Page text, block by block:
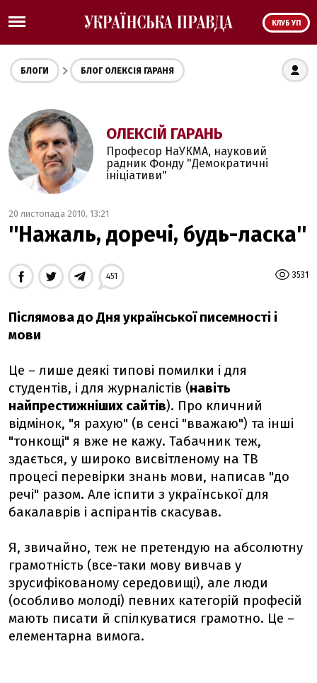
КЛУБ УП
БЛОГИ БЛОГ ОЛЕКСІЯ ГАРАНЯ
ОЛЕКСІЙ ГАРАНЬ
Професор НаУКМА, науковий
радник Фонду "Демократичні
ініціативи"
20 листопада 2010, 13:21
''Нажаль, доречі, будь-ласка''
3531
451
Післямова до Дня української писемності і
мови
Це – лише деякі типові помилки і для
студентів, і для журналістів (навіть
найпрестижніших сайтів). Про кличний
відмінок, "я рахую" (в сенсі "вважаю") та інші
"тонкощі" я вже не кажу. Табачник теж,
здається, у широко висвітленому на TB
процесі перевірки знань мови, написав "до
речі" разом. Але іспити з української для
бакалаврів і аспірантів скасував.
Я, звичайно, теж не претендую на абсолютну
грамотність (все-таки мову вивчав у
зрусифікованому середовищі), але люди
(особливо молоді) певних категорій професій
мають писати й спілкуватися грамотно. Це –
елементарна вимога.